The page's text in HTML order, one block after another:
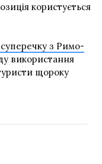
користується
з Римо-
використання
щороку